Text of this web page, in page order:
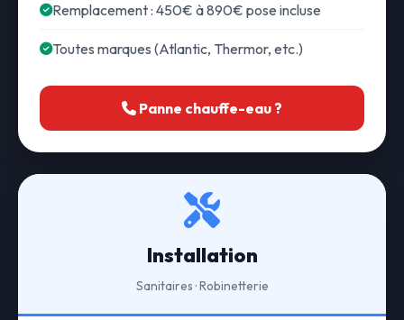
Remplacement : 450€ à 890€ pose incluse
Toutes marques (Atlantic, Thermor, etc.)
Panne chauffe-eau ?
Installation
Sanitaires · Robinetterie